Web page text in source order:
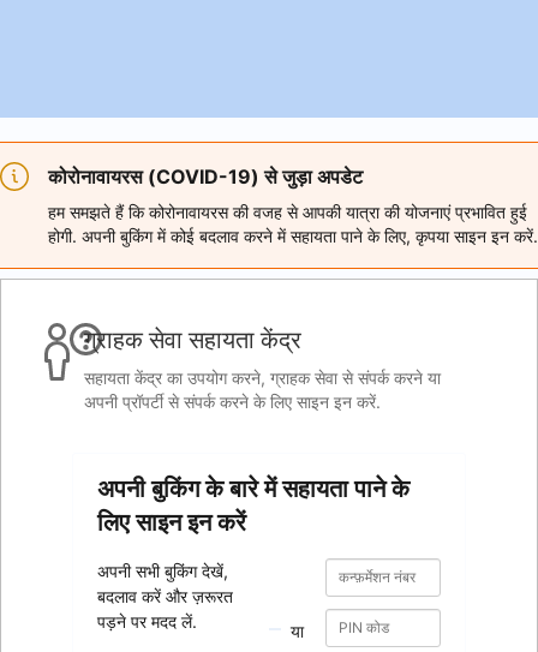
कोरोनावायरस (COVID-19) से जुड़ा अपडेट
हम समझते हैं कि कोरोनावायरस की वजह से आपकी यात्रा की योजनाएं प्रभावित हुई
होगी. अपनी बुकिंग में कोई बदलाव करने में सहायता पाने के लिए, कृपया साइन इन करें.
ग्राहक सेवा सहायता केंद्र
सहायता केंद्र का उपयोग करने, ग्राहक सेवा से संपर्क करने या
अपनी प्रॉपर्टी से संपर्क करने के लिए साइन इन करें.
अपनी बुकिंग के बारे में सहायता पाने के
लिए साइन इन करें
अपनी सभी बुकिंग देखें,
बदलाव करें और ज़रूरत
पड़ने पर मदद लें.
या
कन्फ़र्मेशन
नंबर
कन्फ़र्मेशन